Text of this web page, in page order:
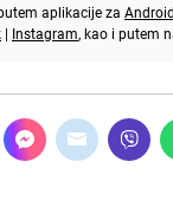
aplikacije za Android
| Instagram, kao i putem